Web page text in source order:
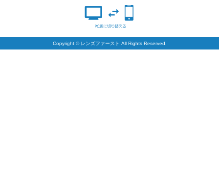
Copyright © レンズファースト All Rights Reserved.